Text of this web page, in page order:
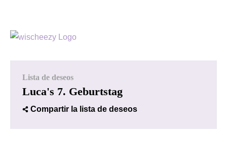
Lista de deseos
Luca's 7. Geburtstag
Compartir la lista de deseos